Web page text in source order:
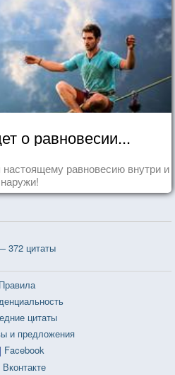
о равновесии...
настоящему равновесию внутри и
цитаты
Правила
цитаты
и предложения
Facebook
Вконтакте